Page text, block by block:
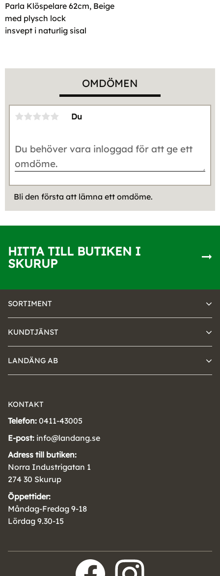
Parla Klöspelare 62cm, Beige
med plysch lock
insvept i naturlig sisal
OMDÖMEN
Du
Bli den första att lämna ett omdöme.
HITTA TILL BUTIKEN I
SKURUP
SORTIMENT
KUNDTJÄNST
LANDÄNG AB
KONTAKT
Telefon: 0411-43005
E-post: info@landang.se
Adress till butiken:
Norra Industrigatan 1
274 30 Skurup
Öppettider:
Måndag-Fredag 9-18
Lördag 9.30-15